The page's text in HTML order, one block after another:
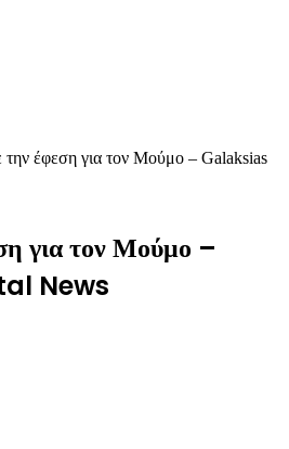
την έφεση για τον Μούμο – Galaksias
για τον Μούμο –
News